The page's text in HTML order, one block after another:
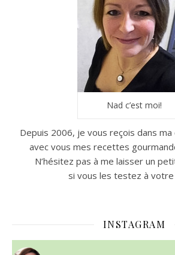
Nad c’est moi!
Depuis 2006, je vous reçois dans
avec vous mes recettes
N’hésitez pas à me laisser un
si vous les testez à
INSTAGRAM